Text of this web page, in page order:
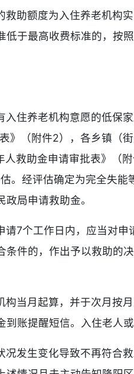
助额度为入住养老机构
于最高收费标准的，按
入住养老机构意愿的低保
》（附件2），各乡镇（
人救助金申请审批表》
。经评估确定为完全失
局申请救助金。
请7个工作日内，应当对
条件的，作出予以救助的
构当月起算，并于次月按
账提醒短信。入住老人
发生变化导致不再符合